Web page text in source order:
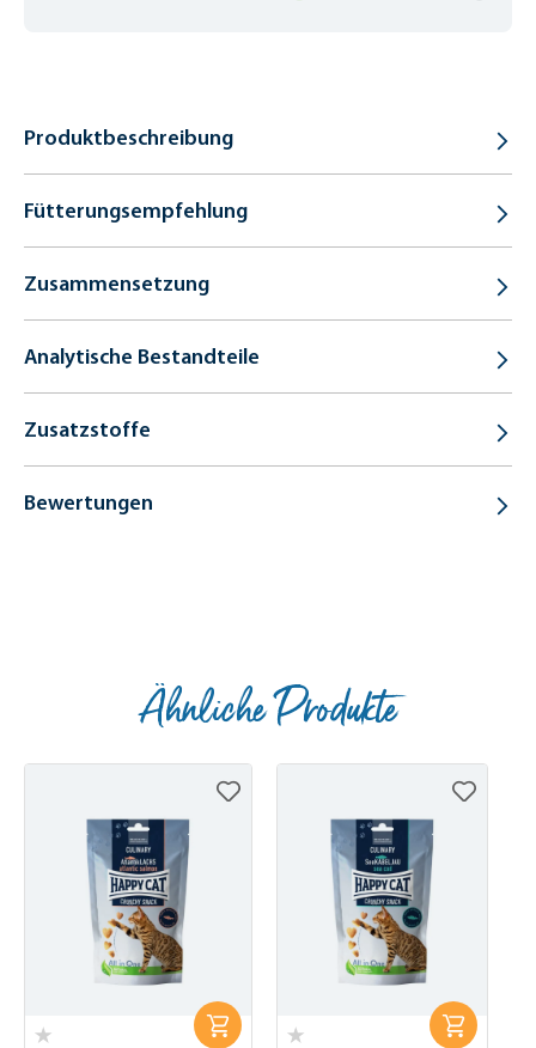
Produktbeschreibung
Fütterungsempfehlung
Zusammensetzung
Analytische Bestandteile
Zusatzstoffe
Bewertungen
Ähnliche Produkte